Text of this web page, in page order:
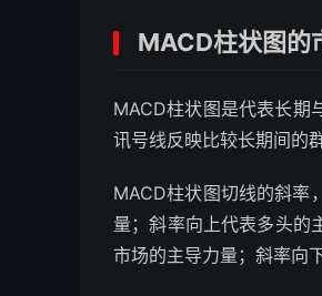
MACD柱状图的
MACD柱状图是代表长期
讯号线反映比较长期间的
MACD柱状图切线的斜率
量；斜率向上代表多头的
市场的主导力量；斜率向